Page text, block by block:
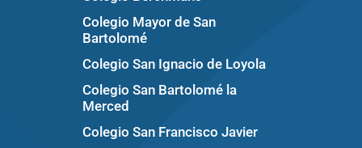
Colegio Mayor de San
Bartolomé
Colegio San Ignacio de Loyola
Colegio San Bartolomé la
Merced
Colegio San Francisco Javier